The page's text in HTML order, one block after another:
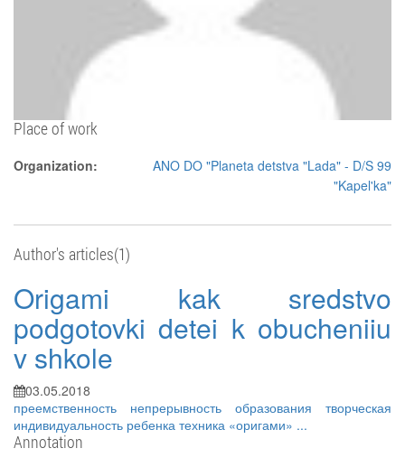
Place of work
Organization:
ANO DO "Planeta detstva "Lada" - D/S 99
"Kapel'ka"
Author's articles(1)
Origami kak sredstvo
podgotovki detei k obucheniiu
v shkole
03.05.2018
преемственность непрерывность образования творческая
индивидуальность ребенка техника «оригами» ...
Annotation